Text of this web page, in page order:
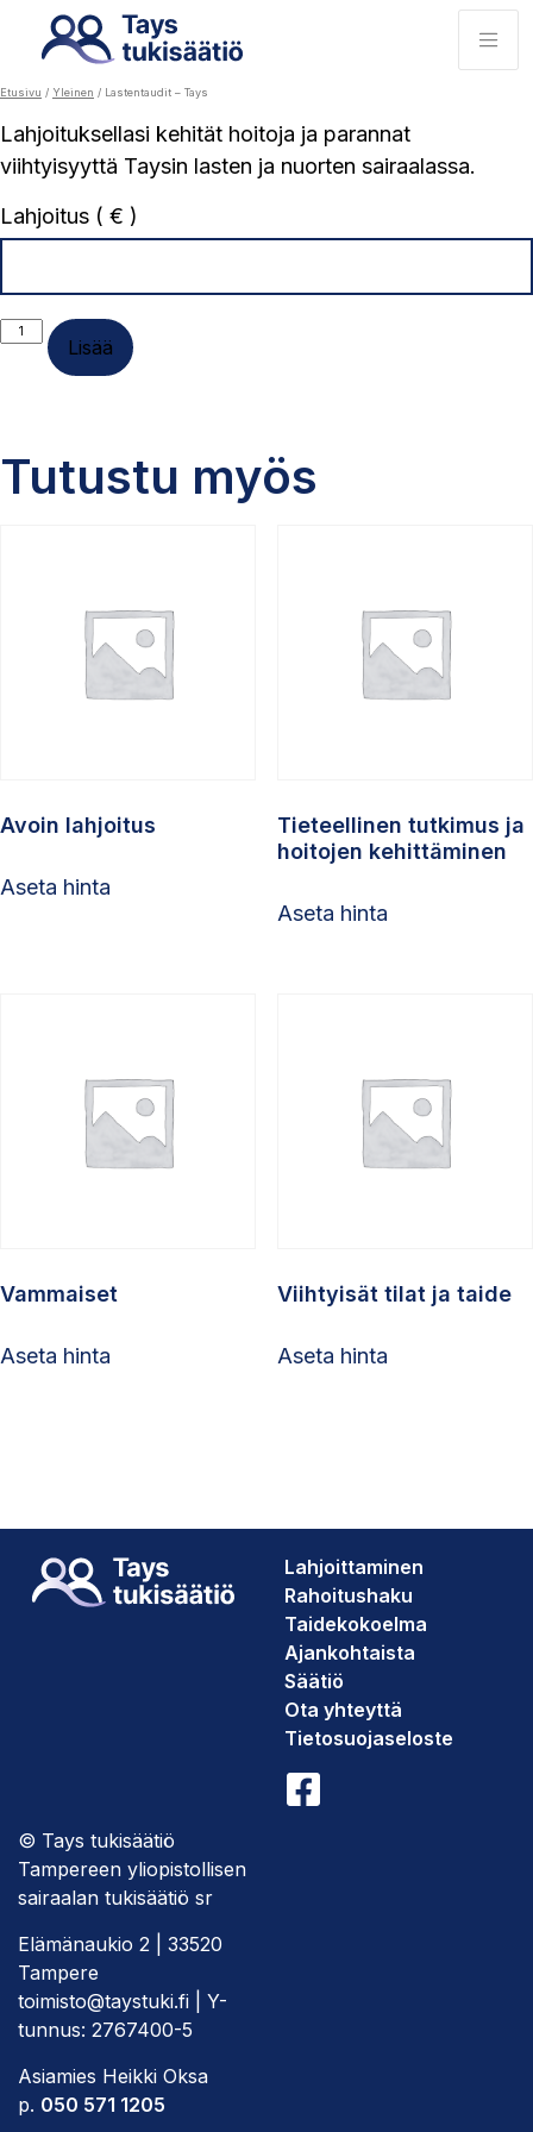
Etusivu / Yleinen / Lastentaudit – Tays
Lahjoituksellasi kehität hoitoja ja parannat
viihtyisyyttä Taysin lasten ja nuorten sairaalassa.
Lahjoitus ( € )
Lastentaudit
–
Lisää
Tutustu myös
Avoin lahjoitus
Aseta hinta
Tieteellinen tutkimus ja
hoitojen kehittäminen
Aseta hinta
Vammaiset
Aseta hinta
Viihtyisät tilat ja taide
Aseta hinta
Lahjoittaminen
Rahoitushaku
Taidekokoelma
Ajankohtaista
Säätiö
Ota yhteyttä
Tietosuojaseloste
© Tays tukisäätiö
Tampereen yliopistollisen
sairaalan tukisäätiö sr
Elämänaukio 2 | 33520
Tampere
toimisto@taystuki.fi | Y-
tunnus: 2767400-5
Asiamies Heikki Oksa
p. 050 571 1205